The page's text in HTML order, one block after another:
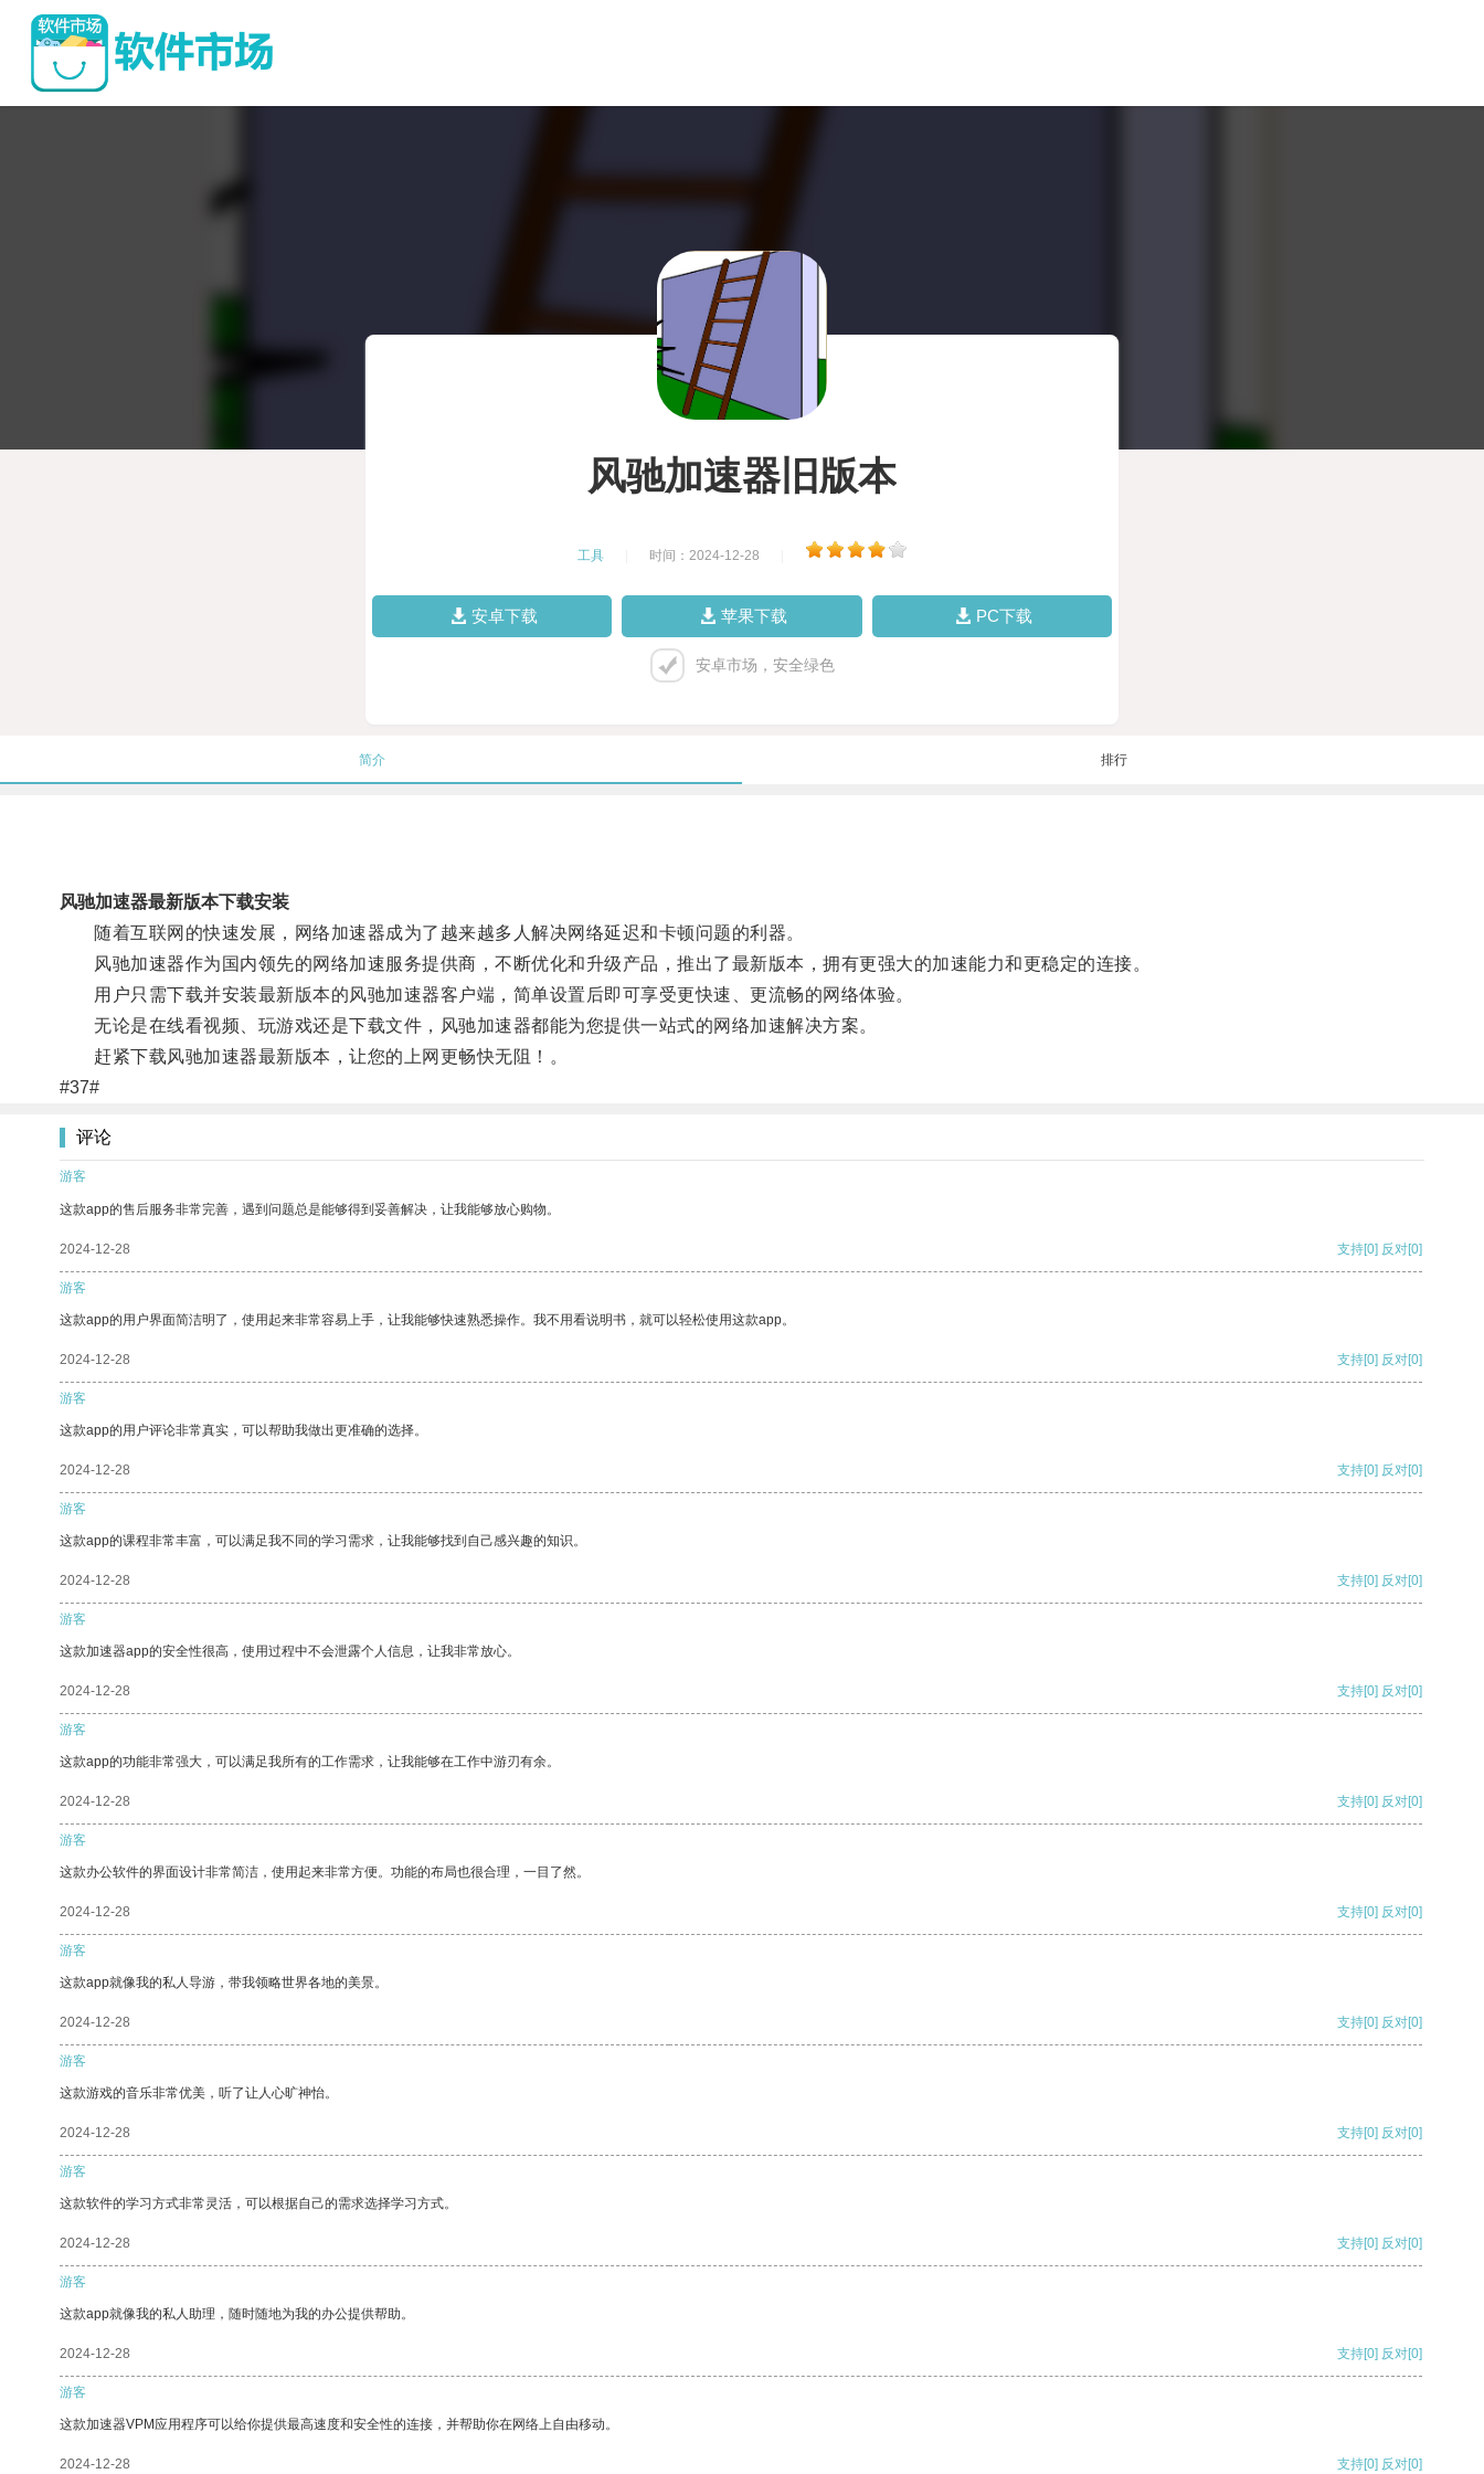
风驰加速器旧版本
工具 时间：2024-12-28
安卓下载 苹果下载 PC下载
安卓市场，安全绿色
简介 排行
风驰加速器最新版本下载安装
随着互联网的快速发展，网络加速器成为了越来越多人解决网络延迟和卡顿问题的利器。
风驰加速器作为国内领先的网络加速服务提供商，不断优化和升级产品，推出了最新版本，拥有更强大的加速能力和更稳定的连接。
用户只需下载并安装最新版本的风驰加速器客户端，简单设置后即可享受更快速、更流畅的网络体验。
无论是在线看视频、玩游戏还是下载文件，风驰加速器都能为您提供一站式的网络加速解决方案。
赶紧下载风驰加速器最新版本，让您的上网更畅快无阻！。
#37#
评论
游客
这款app的售后服务非常完善，遇到问题总是能够得到妥善解决，让我能够放心购物。
2024-12-28 支持[0] 反对[0]
游客
这款app的用户界面简洁明了，使用起来非常容易上手，让我能够快速熟悉操作。我不用看说明书，就可以轻松使用这款app。
2024-12-28 支持[0] 反对[0]
游客
这款app的用户评论非常真实，可以帮助我做出更准确的选择。
2024-12-28 支持[0] 反对[0]
游客
这款app的课程非常丰富，可以满足我不同的学习需求，让我能够找到自己感兴趣的知识。
2024-12-28 支持[0] 反对[0]
游客
这款加速器app的安全性很高，使用过程中不会泄露个人信息，让我非常放心。
2024-12-28 支持[0] 反对[0]
游客
这款app的功能非常强大，可以满足我所有的工作需求，让我能够在工作中游刃有余。
2024-12-28 支持[0] 反对[0]
游客
这款办公软件的界面设计非常简洁，使用起来非常方便。功能的布局也很合理，一目了然。
2024-12-28 支持[0] 反对[0]
游客
这款app就像我的私人导游，带我领略世界各地的美景。
2024-12-28 支持[0] 反对[0]
游客
这款游戏的音乐非常优美，听了让人心旷神怡。
2024-12-28 支持[0] 反对[0]
游客
这款软件的学习方式非常灵活，可以根据自己的需求选择学习方式。
2024-12-28 支持[0] 反对[0]
游客
这款app就像我的私人助理，随时随地为我的办公提供帮助。
2024-12-28 支持[0] 反对[0]
游客
这款加速器VPM应用程序可以给你提供最高速度和安全性的连接，并帮助你在网络上自由移动。
2024-12-28 支持[0] 反对[0]